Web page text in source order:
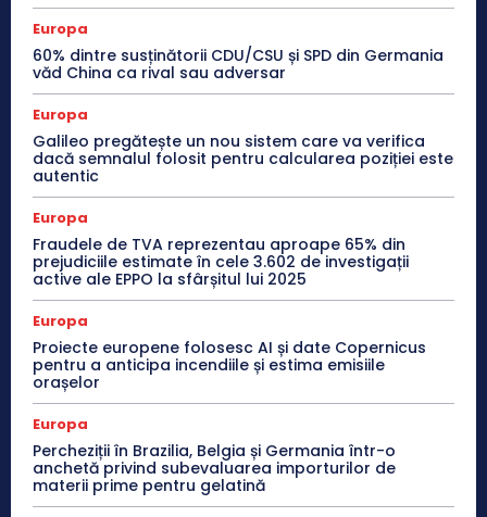
Europa
60% dintre susținătorii CDU/CSU și SPD din Germania
văd China ca rival sau adversar
Europa
Galileo pregătește un nou sistem care va verifica
dacă semnalul folosit pentru calcularea poziției este
autentic
Europa
Fraudele de TVA reprezentau aproape 65% din
prejudiciile estimate în cele 3.602 de investigații
active ale EPPO la sfârșitul lui 2025
Europa
Proiecte europene folosesc AI și date Copernicus
pentru a anticipa incendiile și estima emisiile
orașelor
Europa
Percheziții în Brazilia, Belgia și Germania într-o
anchetă privind subevaluarea importurilor de
materii prime pentru gelatină